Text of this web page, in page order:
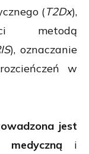
(T2Dx),
metodą
), oznaczanie
w
jest
i